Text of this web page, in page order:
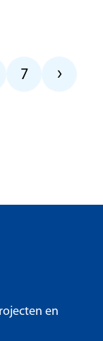
6
7Pagina 7
›
en